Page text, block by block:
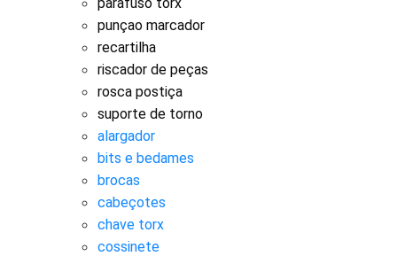
punçao marcador
recartilha
riscador de peças
rosca postiça
suporte de torno
alargador
bits e bedames
brocas
cabeçotes
chave torx
cossinete